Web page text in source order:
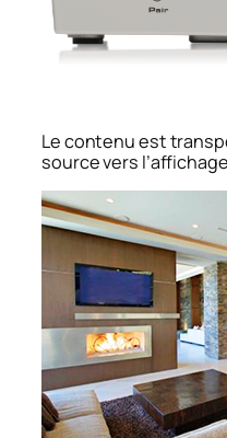
Le contenu est
source vers